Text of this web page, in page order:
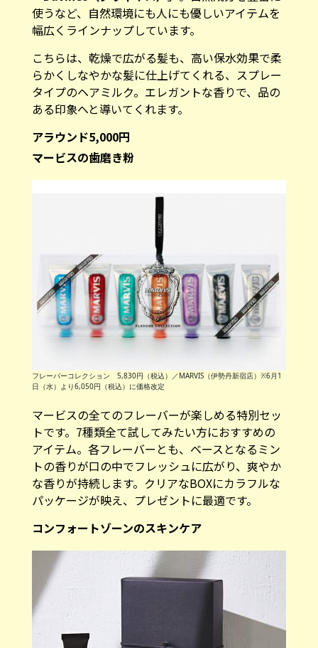
使うなど、自然環境にも人にも優しいアイテムを
幅広くラインナップしています。
こちらは、乾燥で広がる髪も、高い保水効果で柔
らかくしなやかな髪に仕上げてくれる、スプレー
タイプのヘアミルク。エレガントな香りで、品の
ある印象へと導いてくれます。
アラウンド5,000円
マービスの歯磨き粉
フレーバーコレクション 5,830円（税込）／MARVIS（伊勢丹新宿店）※6月1
日（水）より6,050円（税込）に価格改定
マービスの全てのフレーバーが楽しめる特別セッ
トです。7種類全て試してみたい方におすすめの
アイテム。各フレーバーとも、ベースとなるミン
トの香りが口の中でフレッシュに広がり、爽やか
な香りが持続します。クリアなBOXにカラフルな
パッケージが映え、プレゼントに最適です。
コンフォートゾーンのスキンケア